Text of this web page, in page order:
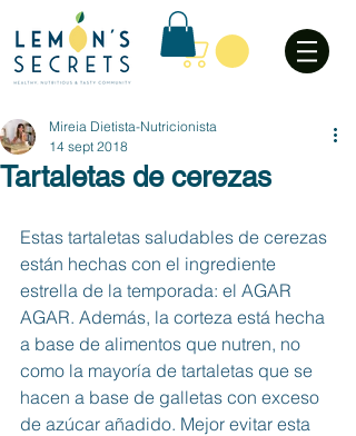
Tartaletas de cerezas
Mireia Dietista-Nutricionista
14 sept 2018
Estas tartaletas saludables de cerezas
están hechas con el ingrediente
estrella de la temporada: el AGAR
AGAR. Además, la corteza está hecha
a base de alimentos que nutren, no
como la mayoría de tartaletas que se
hacen a base de galletas con exceso
de azúcar añadido. Mejor evitar esta